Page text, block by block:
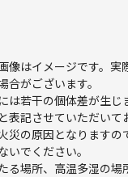
像はイメージです。実
合がございます。
は若干の個体差が生じ
表記させていただいて
災の原因となりますの
いでください。
る場所、高温多湿の場